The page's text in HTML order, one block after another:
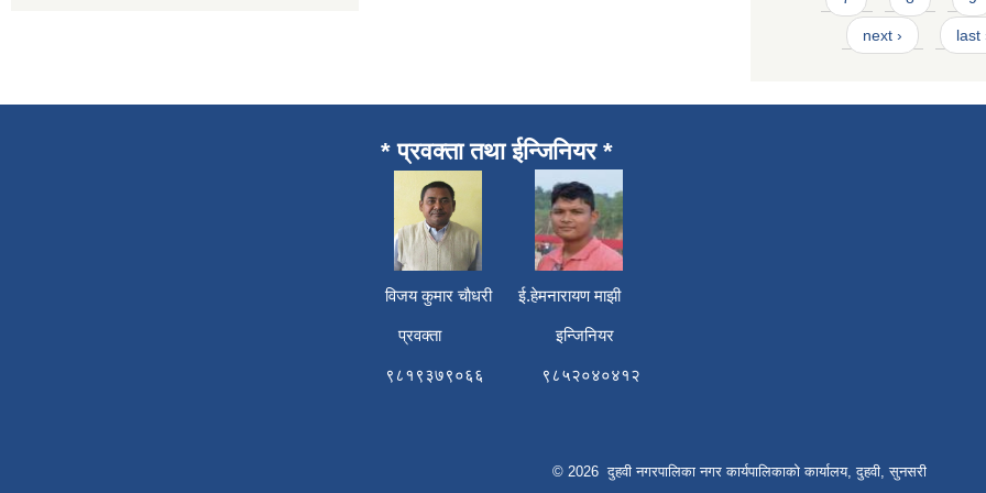
next › last
* प्रवक्ता तथा ईन्जिनियर *
विजय कुमार चाैधरी ई.हेमनारायण माझी
प्रवक्ता इन्जिनियर
९८१९३७९०६६ ९८५२०४०४१२
© 2026 दुहवी नगरपालिका नगर कार्यपालिकाको कार्यालय, दुहवी, सुनसरी